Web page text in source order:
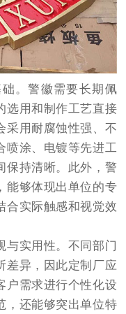
。警徽需要长期佩
选用和制作工艺直接
采用耐腐蚀性强、不
喷涂、电镀等先进工
保持清晰。此外，警
能够体现出单位的专
合实际触感和视觉效
与实用性。不同部门
差异，因此定制厂应
户需求进行个性化设
，还能够突出单位特